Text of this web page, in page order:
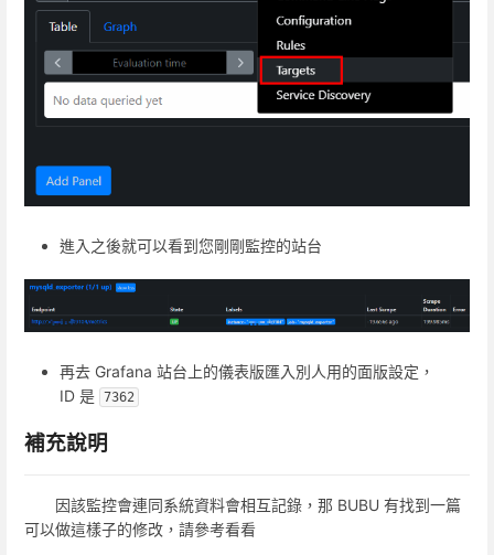
進入之後就可以看到您剛剛監控的站台
再去 Grafana 站台上的儀表版匯入別人用的面版設定，
ID 是 7362
補充說明
因該監控會連同系統資料會相互記錄，那 BUBU 有找到一篇
可以做這樣子的修改，請參考看看